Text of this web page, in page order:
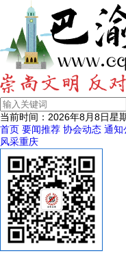
当前时间： 2026年8月8日星
首页 要闻推荐 协会动态 通知
风采重庆